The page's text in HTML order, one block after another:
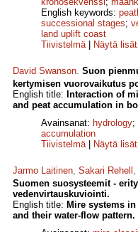
English keywords:
successional stages;
land uplift coast
Tiivistelmä| Näytä
David Swanson. Suon
kertymisen vuorovaikutus
English title: Interaction of
and peat accumulation in
Avainsanat: hydrology;
accumulation
Tiivistelmä| Näytä
Jarmo Laitinen, Sakari Rehell ,
Suomen suosysteemit -
vedenvirtauskuviointi.
English title: Mire systems
and their water-flow pattern.